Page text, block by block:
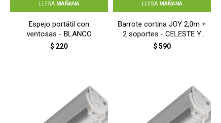
LLEGA MAÑANA
Espejo portátil con
ventosas - BLANCO
$ 220
LLEGA MAÑANA
Barrote cortina JOY 2,0m +
2 soportes - CELESTE Y
BLANCO
$ 590